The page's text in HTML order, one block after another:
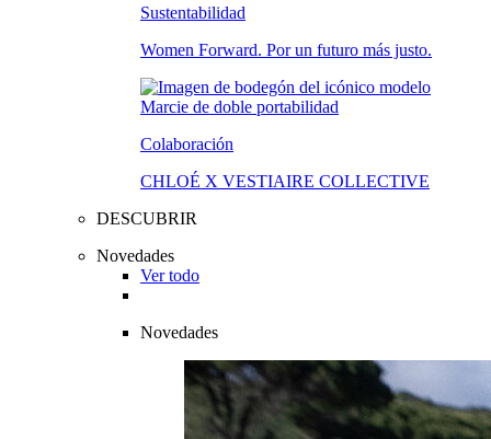
Sustentabilidad
Women Forward. Por un futuro más justo.
Colaboración
CHLOÉ X VESTIAIRE COLLECTIVE
DESCUBRIR
Novedades
Ver todo
Novedades